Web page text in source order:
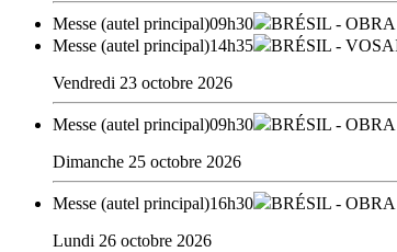
Messe (autel principal)09h30 BRÉSIL -
Messe (autel principal)14h35 BRÉSIL -
Vendredi 23 octobre 2026
Messe (autel principal)09h30 BRÉSIL -
Dimanche 25 octobre 2026
Messe (autel principal)16h30 BRÉSIL -
Lundi 26 octobre 2026